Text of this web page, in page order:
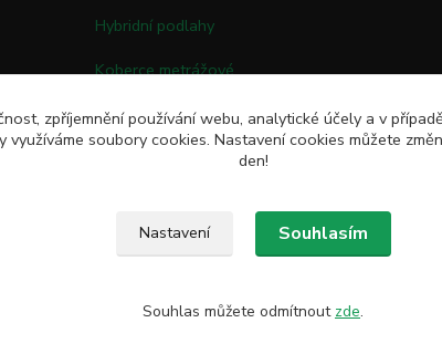
Hybridní podlahy
Koberce metrážové
Kobercové čtverce
zpříjemnění používání webu, analytické účely a v
využíváme soubory cookies. Nastavení cookies můžete
den!
Nastavení Souhlasím
Souhlas můžete odmítnout zde.